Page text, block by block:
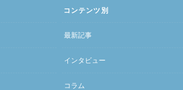
コンテンツ別
最新記事
インタビュー
コラム